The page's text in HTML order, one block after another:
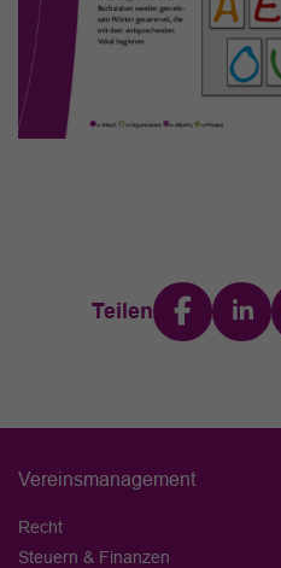
Teilen
Vereinsmanagement
Recht
Steuern & Finanzen